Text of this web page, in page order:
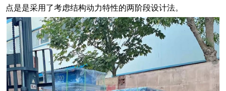
点是是采用了考虑结构动力特性的两阶段设计法。